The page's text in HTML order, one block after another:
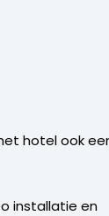
hotel ook
installatie en